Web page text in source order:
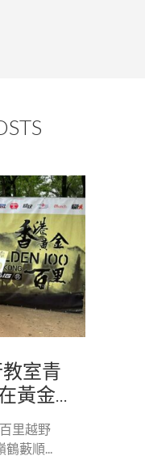
室青
黃金...
里越野
鶴藪順...